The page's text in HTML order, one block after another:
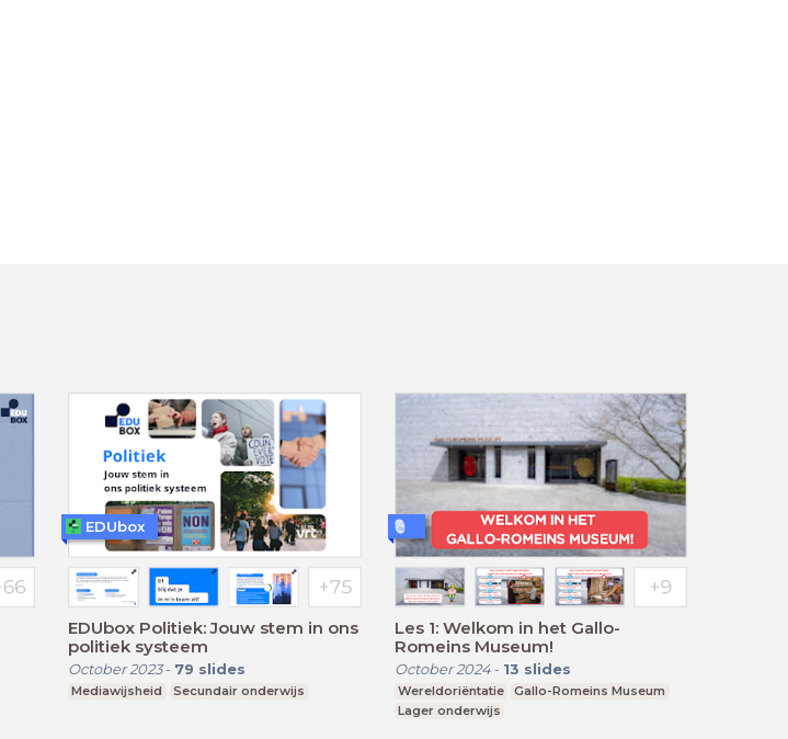
EDUbox Politiek: Jouw stem in ons
politiek systeem
October 2023- 79 slides
Mediawijsheid Secundair onderwijs
EDUbox
Les 1: Welkom in het Gallo-
Romeins Museum!
October 2024- 13 slides
Wereldoriëntatie
Gallo-Romeins Museum
Lager onderwijs